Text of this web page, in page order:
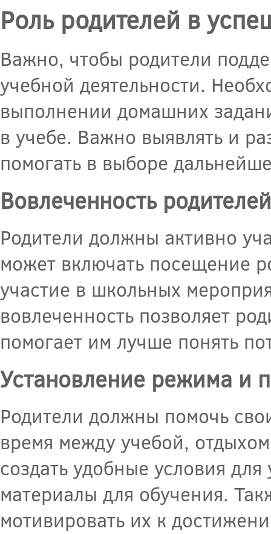
Роль родителей в
Важно, чтобы родители
учебной деятельности.
выполнении домашних
в учебе. Важно выявлять и
помогать в выборе
Вовлеченность
Родители должны активно
может включать посещение
участие в школьных
вовлеченность позволяет
помогает им лучше понять
Установление режима и
Родители должны помочь
время между учебой,
создать удобные условия
материалы для обучения.
мотивировать их к